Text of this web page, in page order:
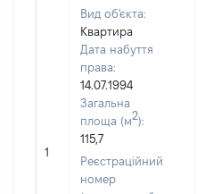
1
Вид об'єкта:
Квартира
Дата набуття
права:
14.07.1994
Загальна
площа (м2):
115,7
Реєстраційний
номер